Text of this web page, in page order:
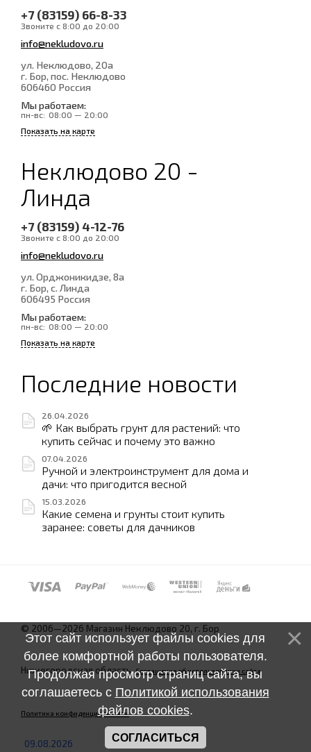
+7 (83159) 66-8-33
Звоните с 8:00 до 20:00
info@nekludovo.ru
ул. Неклюдово, 20а
г. Бор, пос. Неклюдово
606460 Россия
Мы работаем:
пн-вс: 08:00 — 20:00
Показать на карте
Неклюдово 20 -
Линда
+7 (83159) 4-12-76
Звоните с 8:00 до 20:00
info@nekludovo.ru
ул. Орджоникидзе, 8а
г. Бор, с. Линда
606495 Россия
Мы работаем:
пн-вс: 08:00 — 20:00
Показать на карте
Последние новости
26.04.2026
🌱 Как выбрать грунт для растений: что
купить сейчас и почему это важно
07.04.2026
Ручной и электроинструмент для дома и
дачи: что пригодится весной
15.03.2026
Какие семена и грунты стоит купить
заранее: советы для дачников
© 2006—2026 Магазин Неклюдово 20, г. Бор
Нижегородская область.Соглашение об использовании сайта
Политика конфиденциальности
09.08.2026
Этот сайт использует файлы cookies для
более комфортной работы пользователя.
Продолжая просмотр страниц сайта, вы
соглашаетесь с Политикой использования
файлов cookies.
СОГЛАСИТЬСЯ